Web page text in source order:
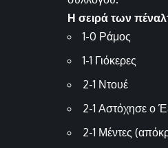
Η σειρά των
1-0 Ράμος
1-1 Γιόκερες
2-1 Ντουέ
2-1 Αστόχησε ο
2-1 Μέντες